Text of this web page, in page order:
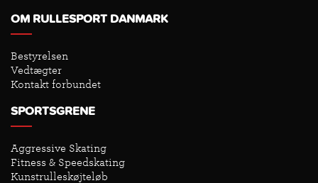
OM RULLESPORT DANMARK
Bestyrelsen
Vedtægter
Kontakt forbundet
SPORTSGRENE
Aggressive Skating
Fitness & Speedskating
Kunstrulleskøjteløb